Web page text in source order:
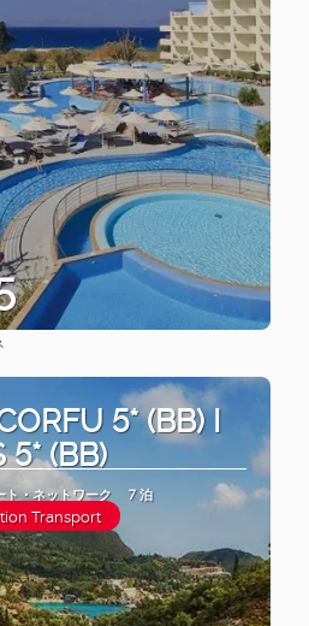
5* (BB) I
5* (BB)
ト・ネットワーク 7 泊
Transport